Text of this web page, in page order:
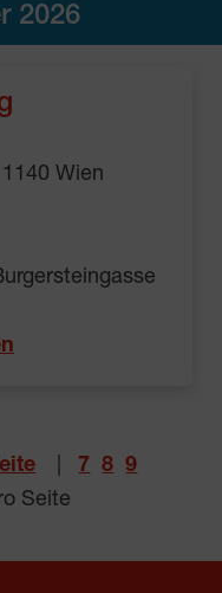
2026
Wien
7 8 9
Seite